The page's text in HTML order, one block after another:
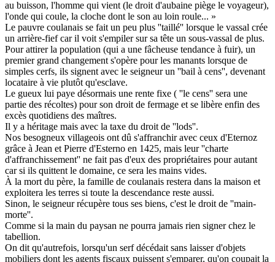
au buisson, l'homme qui vient (le droit d'aubaine piège le voyageur),
l'onde qui coule, la cloche dont le son au loin roule... »
Le pauvre coulanais se fait un peu plus ''taillé'' lorsque le vassal crée
un arrière-fief car il voit s'empiler sur sa tête un sous-vassal de plus.
Pour attirer la population (qui a une fâcheuse tendance à fuir), un
premier grand changement s'opère pour les manants lorsque de
simples cerfs, ils signent avec le seigneur un ''bail à cens'', devenant
locataire à vie plutôt qu'esclave.
Le gueux lui paye désormais une rente fixe ( ''le cens'' sera une
partie des récoltes) pour son droit de fermage et se libère enfin des
excès quotidiens des maîtres.
Il y a héritage mais avec la taxe du droit de ''lods''.
Nos besogneux villageois ont dû s'affranchir avec ceux d'Eternoz
grâce à Jean et Pierre d'Esterno en 1425, mais leur ''charte
d'affranchissement'' ne fait pas d'eux des propriétaires pour autant
car si ils quittent le domaine, ce sera les mains vides.
À la mort du père, la famille de coulanais restera dans la maison et
exploitera les terres si toute la descendance reste aussi.
Sinon, le seigneur récupère tous ses biens, c'est le droit de ''main-
morte''.
Comme si la main du paysan ne pourra jamais rien signer chez le
tabellion.
On dit qu'autrefois, lorsqu'un serf décédait sans laisser d'objets
mobiliers dont les agents fiscaux puissent s'emparer, qu'on coupait la